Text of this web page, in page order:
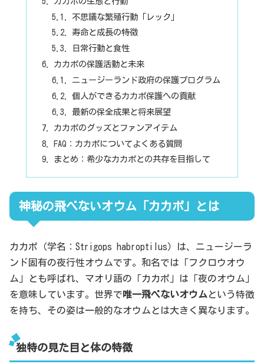
不思議な繁殖行動「レック」
寿命と成長の特徴
日常行動と食性
カカポの保護活動と未来
ニュージーランド政府の保護プログラム
個人ができるカカポ保護への貢献
最新の保全成果と将来展望
カカポのグッズとファンアイテム
FAQ：カカポについてよくある質問
まとめ：希少なカカポとの共存を目指して
神秘の飛べないオウム「カカポ」とは
カカポ（学名：Strigops habroptilus）は、ニュージーラ
ンド固有の夜行性オウムです。和名では「フクロウオウ
ム」とも呼ばれ、マオリ語の「カカポ」は「夜のオウム」
を意味しています。世界で唯一飛べないオウム という特徴
を持ち、その姿は一般的なオウムとは大きく異なります。
独特の見た目と体の特徴